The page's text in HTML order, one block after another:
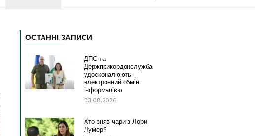
ОСТАННІ ЗАПИСИ
ДПС та
Держприкордонслужба
удосконалюють
електронний обмін
інформацією
03.08.2026
Хто зняв чари з Лори
Лумер?